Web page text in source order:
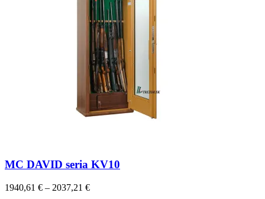
MC DAVID seria KV10
1940,61 € – 2037,21 €Price